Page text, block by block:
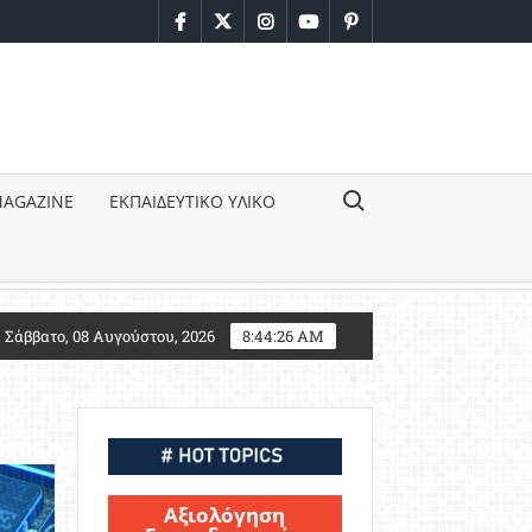
facebook
twitterinstagram
youtubepinterest
ΕΚΠΑΙΔΕΥΤΙΚΟ ΥΛΙΚΟ Search for:
Τι αλλάζει για τους υποψηφίους Στρατιωτικών
Σάββατο, 08 Αυγούστου, 2026 8:44:27 AM
Αξιολόγηση